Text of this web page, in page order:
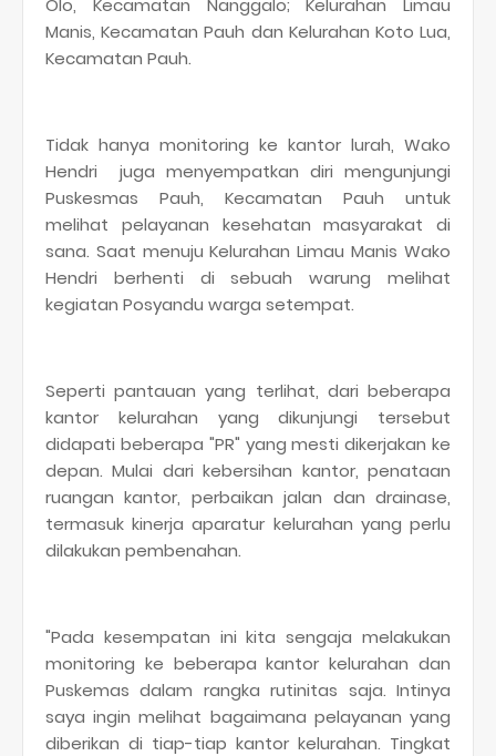
Olo, Kecamatan Nanggalo; Kelurahan Limau
Manis, Kecamatan Pauh dan Kelurahan Koto Lua,
Kecamatan Pauh.
Tidak hanya monitoring ke kantor lurah, Wako
Hendri juga menyempatkan diri mengunjungi
Puskesmas Pauh, Kecamatan Pauh untuk
melihat pelayanan kesehatan masyarakat di
sana. Saat menuju Kelurahan Limau Manis Wako
Hendri berhenti di sebuah warung melihat
kegiatan Posyandu warga setempat.
Seperti pantauan yang terlihat, dari beberapa
kantor kelurahan yang dikunjungi tersebut
didapati beberapa "PR" yang mesti dikerjakan ke
depan. Mulai dari kebersihan kantor, penataan
ruangan kantor, perbaikan jalan dan drainase,
termasuk kinerja aparatur kelurahan yang perlu
dilakukan pembenahan.
"Pada kesempatan ini kita sengaja melakukan
monitoring ke beberapa kantor kelurahan dan
Puskemas dalam rangka rutinitas saja. Intinya
saya ingin melihat bagaimana pelayanan yang
diberikan di tiap-tiap kantor kelurahan. Tingkat